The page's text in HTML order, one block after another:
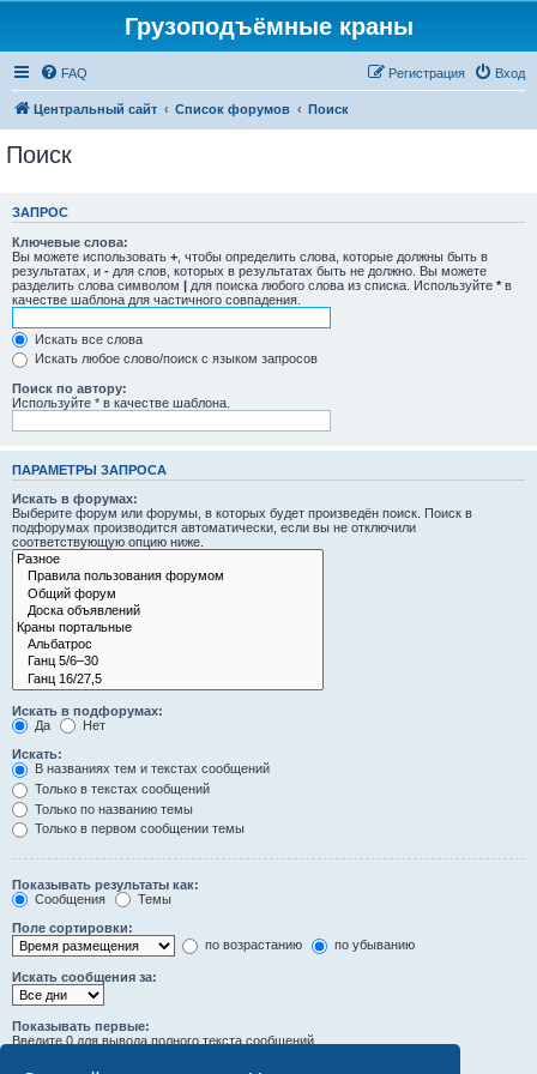
Грузоподъёмные краны
FAQ Вход
Регистрация
Центральный сайт Список форумов Поиск
Поиск
ЗАПРОС
Ключевые слова:
Вы можете использовать + , чтобы определить слова, которые должны быть в
результатах, и - для слов, которых в результатах быть не должно. Вы можете
разделить слова символом | для поиска любого слова из списка. Используйте * в
качестве шаблона для частичного совпадения.
Искать все слова
Искать любое слово/поиск с языком запросов
Поиск по автору:
Используйте * в качестве шаблона.
ПАРАМЕТРЫ ЗАПРОСА
Искать в форумах:
Выберите форум или форумы, в которых будет произведён поиск. Поиск в
подфорумах производится автоматически, если вы не отключили
соответствующую опцию ниже.
Искать в подфорумах:
Да
Нет
Искать:
В названиях тем и текстах сообщений
Только в текстах сообщений
Только по названию темы
Только в первом сообщении темы
Показывать результаты как:
Сообщения
Темы
Поле сортировки:
по возрастанию
по убыванию
Искать сообщения за:
Показывать первые:
Введите 0 для вывода полного текста сообщений.